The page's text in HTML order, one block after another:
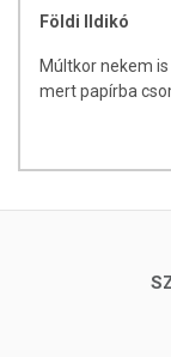
Földi Ildikó
Múltkor nekem
mert papírba